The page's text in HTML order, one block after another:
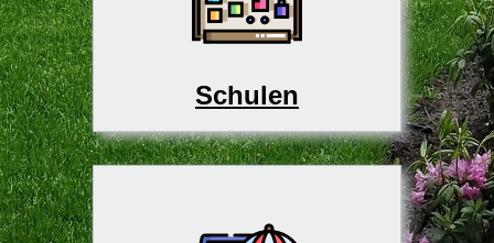
Schulen